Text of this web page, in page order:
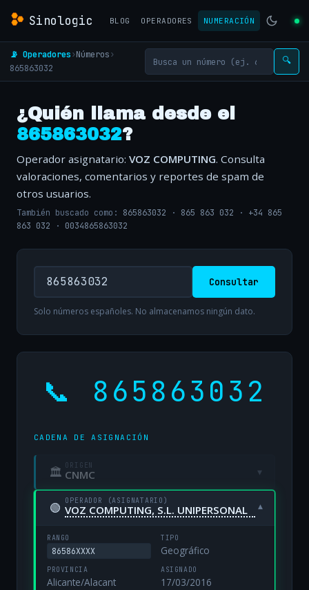
Sinologic BLOG OPERADORES NUMERACIÓN
📡 Operadores›Números›
865863032
🔍
¿Quién llama desde el
865863032?
Operador asignatario: VOZ COMPUTING. Consulta
valoraciones, comentarios y reportes de spam de
otros usuarios.
También buscado como: 865863032 · 865 863 032 · +34 865
863 032 · 0034865863032
Consultar
Solo números españoles. No almacenamos ningún dato.
📞 865863032
CADENA DE ASIGNACIÓN
🏛 ORIGEN
CNMC ▾
🟢 OPERADOR (ASIGNATARIO)
VOZ COMPUTING, S.L. UNIPERSONAL ▾
RANGO
86586XXXX
TIPO
Geográfico
PROVINCIA
Alicante/Alacant
ASIGNADO
17/03/2016